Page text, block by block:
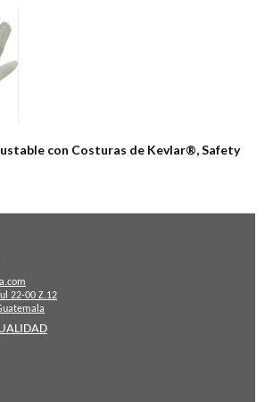
con Costuras de Kevlar®, Safety
22-00 Z.12